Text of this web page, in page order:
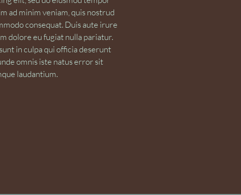
ad minim veniam, quis nostrud
consequat. Duis aute irure
dolore eu fugiat nulla pariatur.
in culpa qui officia deserunt
omnis iste natus error sit
laudantium.